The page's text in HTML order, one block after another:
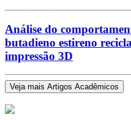
Análise do
butadieno estireno
impressão 3D
Veja mais Artigos Acadêmicos